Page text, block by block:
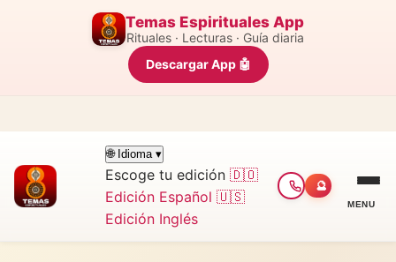
Temas Espirituales App
Rituales · Lecturas · Guía diaria
Descargar App 🤖
🌐 Idioma ▾
Escoge tu edición 🇩🇴
Edición Español 🇺🇸
Edición Inglés
🔮
MENU